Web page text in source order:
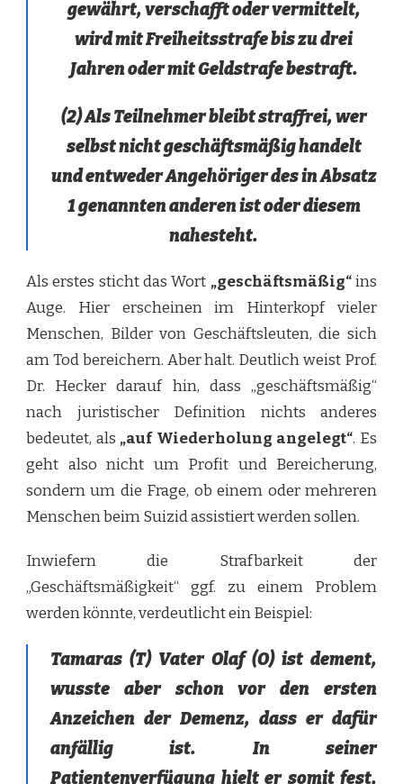
gewährt, verschafft oder vermittelt,
wird mit Freiheitsstrafe bis zu drei
Jahren oder mit Geldstrafe bestraft.
(2) Als Teilnehmer bleibt straffrei, wer
selbst nicht geschäftsmäßig handelt
und entweder Angehöriger des in Absatz
1 genannten anderen ist oder diesem
nahesteht.
Als erstes sticht das Wort „geschäftsmäßig“ins
Auge. Hier erscheinen im Hinterkopf vieler
Menschen, Bilder von Geschäftsleuten, die sich
am Tod bereichern. Aber halt. Deutlich weist Prof.
Dr. Hecker darauf hin, dass „geschäftsmäßig“
nach juristischer Definition nichts anderes
bedeutet, als „auf Wiederholung angelegt“. Es
geht also nicht um Profit und Bereicherung,
sondern um die Frage, ob einem oder mehreren
Menschen beim Suizid assistiert werden sollen.
Inwiefern die Strafbarkeit der
„Geschäftsmäßigkeit“ ggf. zu einem Problem
werden könnte, verdeutlicht ein Beispiel:
Tamaras (T) Vater Olaf (O) ist dement,
wusste aber schon vor den ersten
Anzeichen der Demenz, dass er dafür
anfällig ist. In seiner
Patientenverfügung hielt er somit fest,